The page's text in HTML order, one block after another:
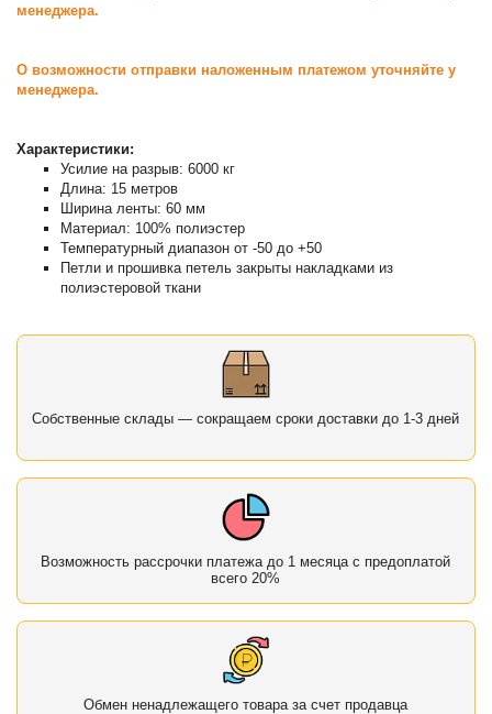
менеджера.
О возможности отправки наложенным платежом уточняйте у
менеджера.
Характеристики:
Усилие на разрыв: 6000 кг
Длина: 15 метров
Ширина ленты: 60 мм
Материал: 100% полиэстер
Температурный диапазон от -50 до +50
Петли и прошивка петель закрыты накладками из
полиэстеровой ткани
Собственные склады — сокращаем сроки доставки до 1-3 дней
Возможность рассрочки платежа до 1 месяца с предоплатой
всего 20%
Обмен ненадлежащего товара за счет продавца